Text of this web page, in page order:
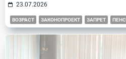
23.07.2026
ВОЗРАСТ ЗАКОНОПРОЕКТ ЗАПРЕТ